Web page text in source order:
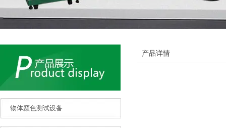
物体颜色测试设备
产品详情